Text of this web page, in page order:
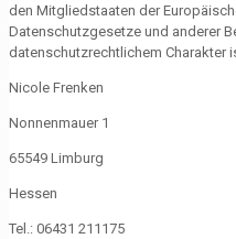
den Mitgliedstaaten der
Datenschutzgesetze und anderer
datenschutzrechtlichem Charakter
Nicole Frenken
Nonnenmauer 1
65549 Limburg
Hessen
Tel.: 06431 211175